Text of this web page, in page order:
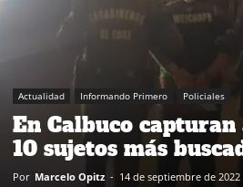
Actualidad Informando Primero Policiales
En Calbuco capturan
10 sujetos más
Por Marcelo Opitz - 14 de septiembre de 2022